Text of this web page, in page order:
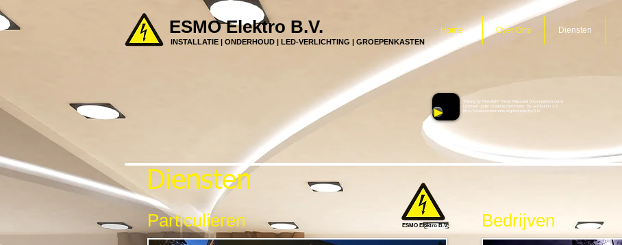
​​​​ESMO Elektro B.V.
INSTALLATIE | ONDERHOUD | LED-VERLICHTING | GROEPENKASTEN
Home Over Ons Diensten
"Mining by Moonlight" Kevin MacLeod (incompetech.com)
Licensed under Creative Commons: By Attribution 3.0
http://creativecommons.org/licenses/by/3.0/
Particulieren Bedrijven
Diensten
ESMO Elektro B.V.